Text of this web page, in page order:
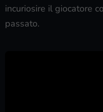
incuriosire il giocatore
passato.